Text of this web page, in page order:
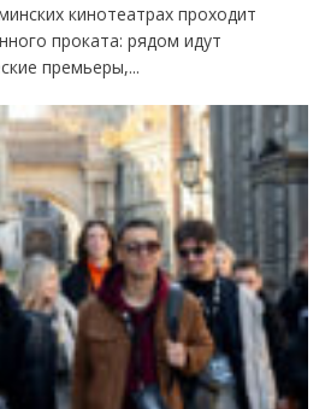
кинотеатрах проходит
проката: рядом идут
премьеры,...